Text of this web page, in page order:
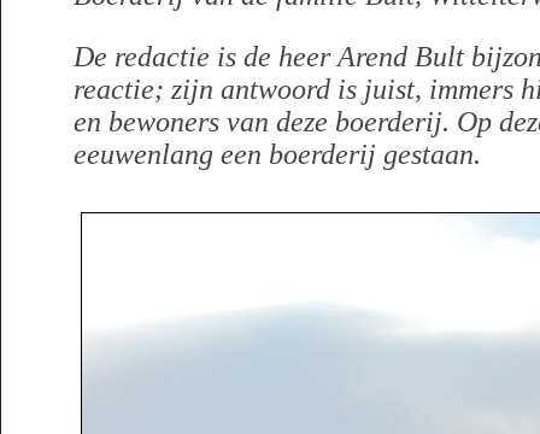
De redactie is de heer Arend Bult
reactie; zijn antwoord is juist, immers
en bewoners van deze boerderij. Op
eeuwenlang een boerderij gestaan.